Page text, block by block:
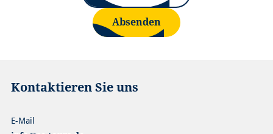
Absenden
Kontaktieren Sie uns
E-Mail